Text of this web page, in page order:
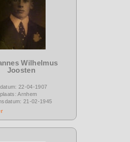
Wilhelmus
Joosten
22-04-1907
Arnhem
21-02-1945